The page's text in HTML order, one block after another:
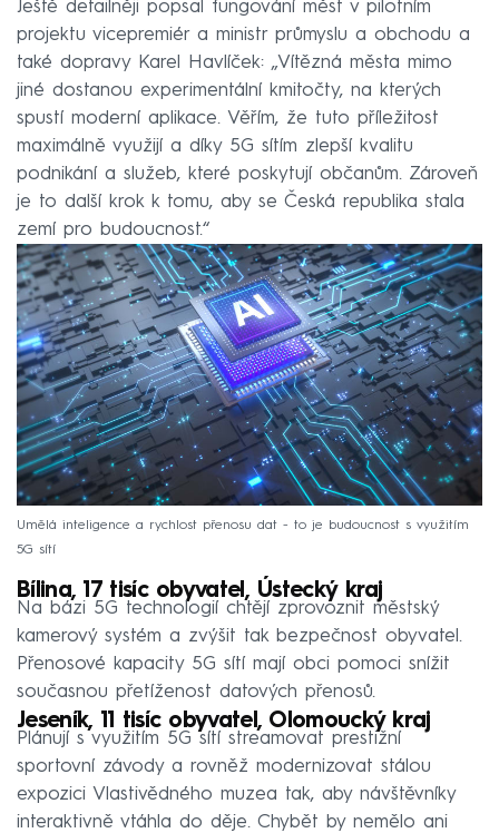
Ještě detailněji popsal fungování měst v pilotním
projektu vicepremiér a ministr průmyslu a obchodu a
také dopravy Karel Havlíček: „Vítězná města mimo
jiné dostanou experimentální kmitočty, na kterých
spustí moderní aplikace. Věřím, že tuto příležitost
maximálně využijí a díky 5G sítím zlepší kvalitu
podnikání a služeb, které poskytují občanům. Zároveň
je to další krok k tomu, aby se Česká republika stala
zemí pro budoucnost.“
Umělá inteligence a rychlost přenosu dat - to je budoucnost s využitím
5G sítí
Bílina, 17 tisíc obyvatel, Ústecký kraj
Na bázi 5G technologií chtějí zprovoznit městský
kamerový systém a zvýšit tak bezpečnost obyvatel.
Přenosové kapacity 5G sítí mají obci pomoci snížit
současnou přetíženost datových přenosů.
Jeseník, 11 tisíc obyvatel, Olomoucký kraj
Plánují s využitím 5G sítí streamovat prestižní
sportovní závody a rovněž modernizovat stálou
expozici Vlastivědného muzea tak, aby návštěvníky
interaktivně vtáhla do děje. Chybět by nemělo ani